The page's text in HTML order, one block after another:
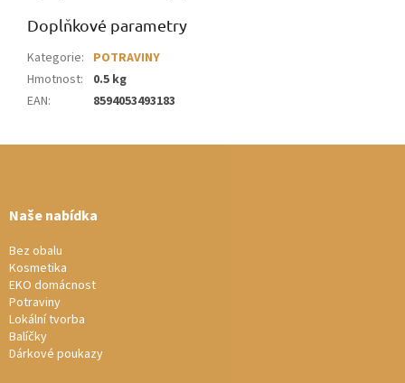
Doplňkové parametry
Kategorie: POTRAVINY
Hmotnost:
0.5 kg
EAN: 8594053493183
Naše nabídka
Bez obalu
Kosmetika
EKO domácnost
Potraviny
Lokální tvorba
Balíčky
Dárkové poukazy